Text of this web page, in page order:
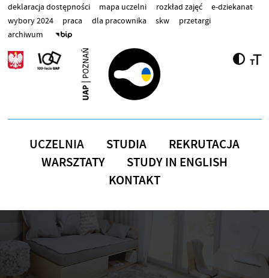
Przejdź do treści
deklaracja dostępności mapa uczelni rozkład zajęć
e-dziekanat
wybory 2024
praca dla pracownika skw
przetargi
archiwum
UCZELNIA STUDIA
REKRUTACJA
WARSZTATY
STUDY IN ENGLISH
KONTAKT